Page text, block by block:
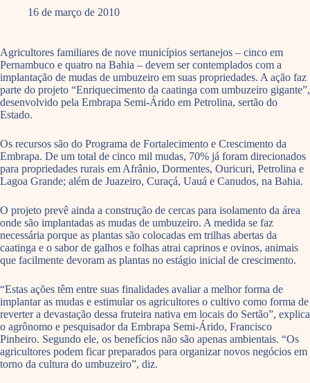
16 de março de 2010
Agricultores familiares de nove municípios sertanejos – cinco em
Pernambuco e quatro na Bahia – devem ser contemplados com a
implantação de mudas de umbuzeiro em suas propriedades. A ação faz
parte do projeto “Enriquecimento da caatinga com umbuzeiro gigante”,
desenvolvido pela Embrapa Semi-Árido em Petrolina, sertão do
Estado.
Os recursos são do Programa de Fortalecimento e Crescimento da
Embrapa. De um total de cinco mil mudas, 70% já foram direcionados
para propriedades rurais em Afrânio, Dormentes, Ouricuri, Petrolina e
Lagoa Grande; além de Juazeiro, Curaçá, Uauá e Canudos, na Bahia.
O projeto prevê ainda a construção de cercas para isolamento da área
onde são implantadas as mudas de umbuzeiro. A medida se faz
necessária porque as plantas são colocadas em trilhas abertas da
caatinga e o sabor de galhos e folhas atrai caprinos e ovinos, animais
que facilmente devoram as plantas no estágio inicial de crescimento.
“Estas ações têm entre suas finalidades avaliar a melhor forma de
implantar as mudas e estimular os agricultores o cultivo como forma de
reverter a devastação dessa fruteira nativa em locais do Sertão”, explica
o agrônomo e pesquisador da Embrapa Semi-Árido, Francisco
Pinheiro. Segundo ele, os benefícios não são apenas ambientais. “Os
agricultores podem ficar preparados para organizar novos negócios em
torno da cultura do umbuzeiro”, diz.